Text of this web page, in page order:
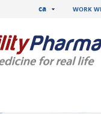
WORK
ca